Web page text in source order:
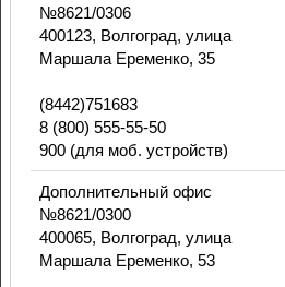
№8621/0306
400123, Волгоград, улица
Маршала Еременко, 35
(8442)751683
8 (800) 555-55-50
900 (для моб. устройств)
Дополнительный офис
№8621/0300
400065, Волгоград, улица
Маршала Еременко, 53